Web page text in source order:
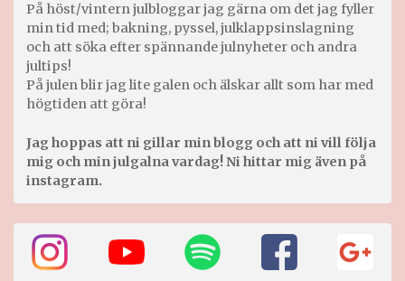
På höst/vintern julbloggar jag gärna om det jag fyller
min tid med; bakning, pyssel, julklappsinslagning
och att söka efter spännande julnyheter och andra
jultips!
På julen blir jag lite galen och älskar allt som har med
högtiden att göra!
Jag hoppas att ni gillar min blogg och att ni vill följa
mig och min julgalna vardag! Ni hittar mig även på
instagram.